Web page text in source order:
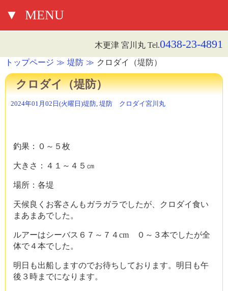
▼ MENU
木更津 宮川丸 Tel.0438-23-4891
トップページ 堤防 クロダイ（堤防）
クロダイ（堤防）
2024年01月02日(火曜日)堤防, 堤防 クロダイ宮川丸
釣果：０～５枚
大きさ：４１～４５㎝
場所：各堤
天候良くお客さんもガラガラでしたが、クロダイ食い
まあまあでした。
ルアーはシーバス６７～７４cm ０～３本でしたが全
体で４本でした。
明日も出船しますのでお待ちしております。明日も午
後３時までになります。